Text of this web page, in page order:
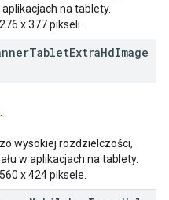
na tablety.
x 377 pikseli.
TabletExtraHdImage
wysokiej rozdzielczości,
w aplikacjach na tablety.
x 424 piksele.